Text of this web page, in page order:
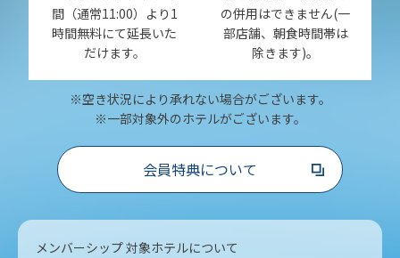
間（通常11:00）より1
時間無料にて延長いた
だけます。
の併用はできません(一
部店舗、朝食時間帯は
除きます)。
※空き状況により承れない場合がございます。
※一部対象外のホテルがございます。
会員特典について
メンバーシップ 対象ホテルについて